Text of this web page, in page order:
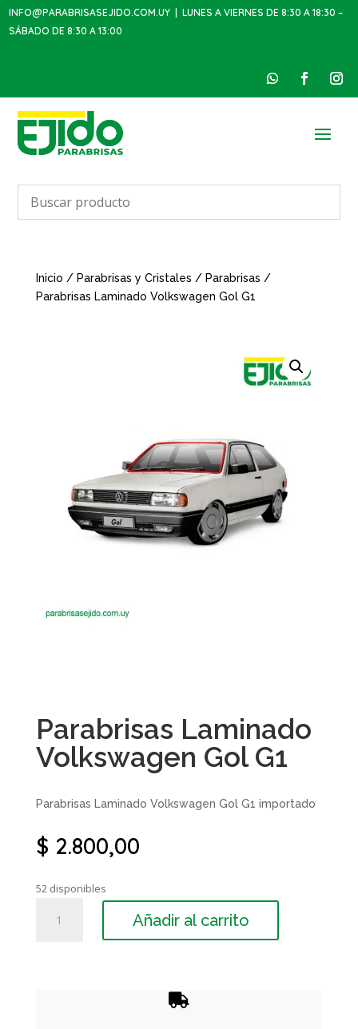
INFO@PARABRISASEJIDO.COM.UY | LUNES A VIERNES DE 8:30 A 18:30 –
SÁBADO DE 8:30 A 13:00
Inicio / Parabrisas y Cristales / Parabrisas /
Parabrisas Laminado Volkswagen Gol G1
Parabrisas Laminado
Volkswagen Gol G1
Parabrisas Laminado Volkswagen Gol G1 importado
$ 2.800,00
52 disponibles
Laminado
Añadir al carrito
